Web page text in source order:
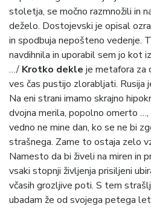
stoletja, se močno razmnožili in
deželo. Dostojevski je opisal
in spodbuja nepošteno vedenje.
navdihnila in uporabil sem jo kot
…/ Krotko dekle je metafora za
ves čas pustijo zlorabljati. Rusija
Na eni strani imamo skrajno
dvojna merila, popolno omerto …,
vedno ne mine dan, ko se ne bi
strašnega. Zame to ostaja zelo
Namesto da bi živeli na miren in
vsaki stopnji življenja prisiljeni
včasih grozljive poti. S tem
ubadam že od svojega petega